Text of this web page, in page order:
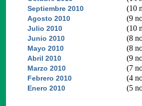
Septiembre 2010 (10
Agosto 2010 (9
Julio 2010 (10
Junio 2010 (8
Mayo 2010 (8
Abril 2010 (9
Marzo 2010 (7
Febrero 2010 (4
Enero 2010 (5